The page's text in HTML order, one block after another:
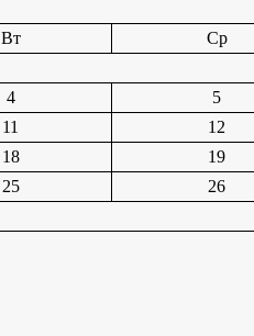
Вт Ср
4 5
11 12
18 19
25 26